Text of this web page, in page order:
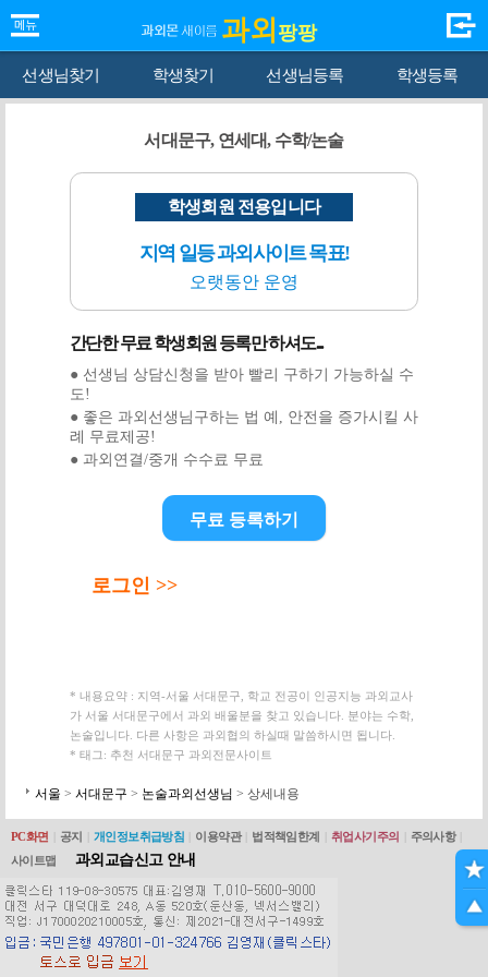
과외 팡팡
선생님찾기 학생찾기 선생님등록 학생등록
서대문구, 연세대, 수학/논술
학생회원 전용입니다
지역 일등 과외사이트 목표!
오랫동안 운영
간단한 무료 학생회원 등록만 하셔도...
● 선생님 상담신청을 받아 빨리 구하기 가능하실 수
도!
● 좋은 과외선생님구하는 법 예, 안전을 증가시킬 사
례 무료제공!
● 과외연결/중개 수수료 무료
무료 등록하기
로그인 >>
* 내용요약 : 지역-서울 서대문구, 학교 전공이 인공지능 과외교사
가 서울 서대문구에서 과외 배울분을 찾고 있습니다. 분야는 수학,
논술입니다. 다른 사항은 과외협의 하실때 말씀하시면 됩니다.
* 태그: 추천 서대문구 과외전문사이트
서울 > 서대문구 > 논술과외선생님 > 상세내용
PC화면 공지 개인정보취급방침 이용약관 법적책임한계 취업사기주의 주의사항
사이트맵
과외교습신고 안내